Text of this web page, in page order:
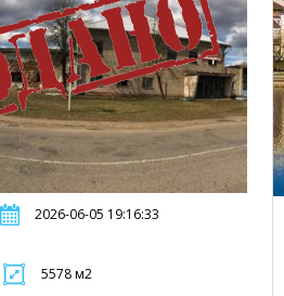
2026-06-05 19:16:33
5578 м2